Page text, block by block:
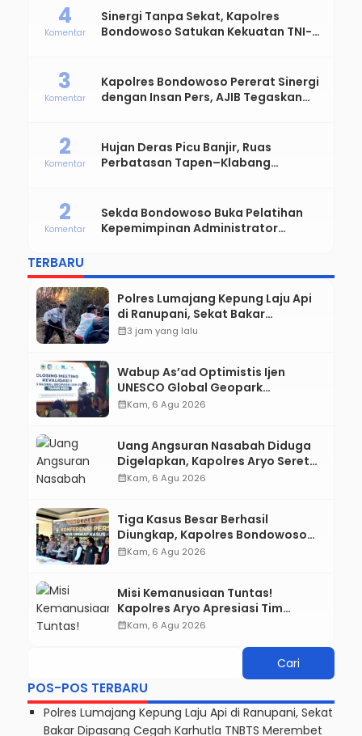
Sinergi Tanpa Sekat, Kapolres
Bondowoso Satukan Kekuatan TNI-
4
Komentar
Kapolres Bondowoso Pererat Sinergi
dengan Insan Pers, AJIB Tegaskan
3
Komentar
Hujan Deras Picu Banjir, Ruas
Perbatasan Tapen–Klabang
2
Komentar
Sekda Bondowoso Buka Pelatihan
Kepemimpinan Administrator
2
Komentar
TERBARU
Polres Lumajang Kepung Laju Api
di Ranupani, Sekat Bakar
Dipasang Cegah Karhutla TNBTS
calendar_month3 jam yang lalu
Wabup As’ad Optimistis Ijen
UNESCO Global Geopark
Pertahankan Status, Tegaskan
calendar_monthKam, 6 Agu 2026
Uang Angsuran Nasabah Diduga
Digelapkan, Kapolres Aryo Seret
Karyawan KSP ke Meja Hijau
calendar_monthKam, 6 Agu 2026
Tiga Kasus Besar Berhasil
Diungkap, Kapolres Bondowoso
Tegaskan Tak Ada Ruang bagi
calendar_monthKam, 6 Agu 2026
Misi Kemanusiaan Tuntas!
Kapolres Aryo Apresiasi Tim
Gabungan, Dua Jenazah Gunung
calendar_monthKam, 6 Agu 2026
POS-POS TERBARU
Polres Lumajang Kepung Laju Api di Ranupani, Sekat
Bakar Dipasang Cegah Karhutla TNBTS Merembet